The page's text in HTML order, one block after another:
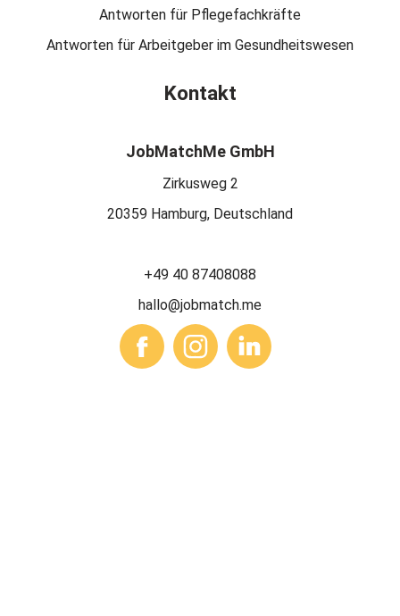
Antworten für Pflegefachkräfte
Antworten für Arbeitgeber im Gesundheitswesen
Kontakt
JobMatchMe GmbH
Zirkusweg 2
20359 Hamburg, Deutschland
+49 40 87408088
hallo@jobmatch.me